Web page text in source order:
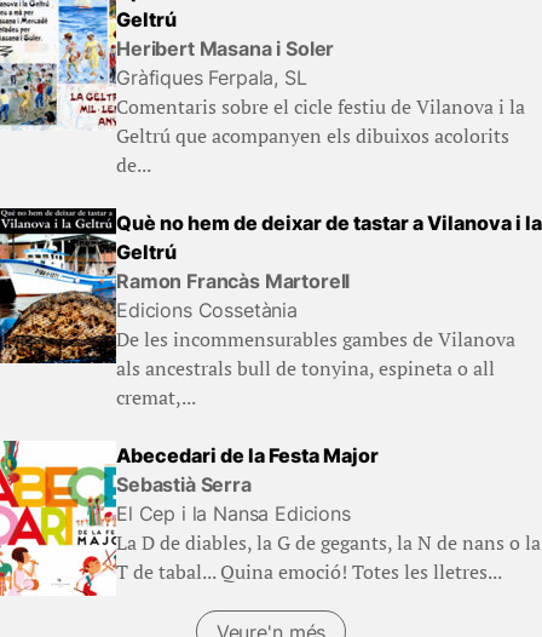
Geltrú
Heribert Masana i Soler
Gràfiques Ferpala, SL
Comentaris sobre el cicle festiu de Vilanova i la
Geltrú que acompanyen els dibuixos acolorits
de...
Què no hem de deixar de tastar a Vilanova i la
Geltrú
Ramon Francàs Martorell
Edicions Cossetània
De les incommensurables gambes de Vilanova
als ancestrals bull de tonyina, espineta o all
cremat,...
Abecedari de la Festa Major
Sebastià Serra
El Cep i la Nansa Edicions
La D de diables, la G de gegants, la N de nans o la
T de tabal... Quina emoció! Totes les lletres...
Veure'n més